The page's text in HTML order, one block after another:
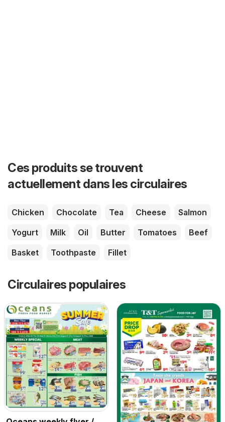
Ces produits se trouvent
actuellement dans les circulaires
Chicken Chocolate Tea Cheese
Salmon
Yogurt
Milk Oil Butter Tomatoes
Beef
Basket
Toothpaste Fillet
Circulaires populaires